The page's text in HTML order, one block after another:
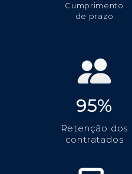
Cumprimento
de prazo
95%
Retenção dos
contratados